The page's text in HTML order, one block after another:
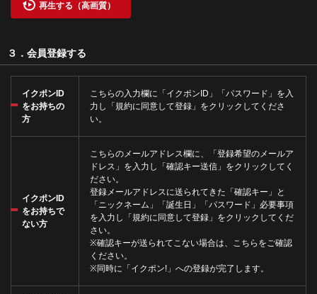
再生する（高画質）
３．会員登録する
イクポンID
をお持ちの
方
こちらの入力欄に「イクポンID」「パスワード」を入
力し「規約に同意して登録」をクリックしてくださ
い。
イクポンID
をお持ちで
ない方
こちらのメールアドレス欄に、「登録希望のメールア
ドレス」を入力し「確認キー送信」をクリックしてく
ださい。
登録メールアドレスに送られてきた「確認キー」と
「ニックネーム」「誕生日」「パスワード」必要事項
を入力し「規約に同意して登録」をクリックしてくだ
さい。
※確認キーが送られてこない場合は、 こちら をご確認
ください。
※同時に「 イクポン! 」への登録が完了します。